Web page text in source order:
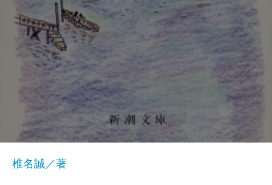
椎名誠／著